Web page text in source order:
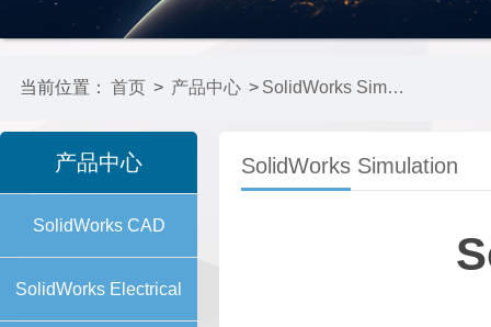
当前位置： 首页 > 产品中心 > SolidWorks Simulation
产品中心
SolidWorks CAD
SolidWorks Electrical
SolidWorks Simulation